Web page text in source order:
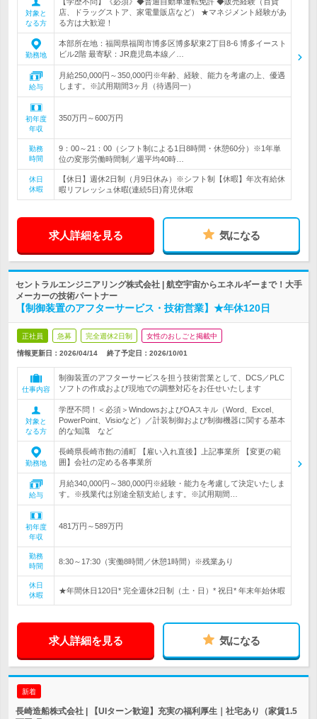
対象と
なる方
店、ドラッグストア、家電量販店など） ★マネジメント経験があ
る方は大歓迎！
勤務地
本部所在地：福岡県福岡市博多区博多駅東2丁目8-6 博多イースト
ビル2階 最寄駅：JR鹿児島本線／…
給与
月給250,000円～350,000円※年齢、経験、能力を考慮の上、優遇
します。※試用期間3ヶ月（待遇同一）
初年度
年収
350万円～600万円
勤務
時間
9：00～21：00（シフト制による1日8時間・休憩60分）※1年単
位の変形労働時間制／週平均40時…
休日
休暇
【休日】週休2日制（月9日休み）※シフト制【休暇】年次有給休
暇リフレッシュ休暇(連続5日)育児休暇
求人詳細を見る 気になる
セントラルエンジニアリング株式会社 | 航空宇宙からエネルギーまで！大手
メーカーの技術パートナー
【制御装置のアフターサービス・技術営業】★年休120日
正社員 急募 完全週休2日制 女性のおしごと掲載中
情報更新日：2026/04/14 終了予定日： 2026/10/01
仕事内容
制御装置のアフターサービスを担う技術営業として、DCS／PLC
ソフトの作成および現地での調整対応をお任せいたします
対象と
なる方
学歴不問！＜必須＞WindowsおよびOAスキル（Word、Excel、
PowerPoint、Visioなど）／計装制御および制御機器に関する基本
的な知識 など
勤務地
長崎県長崎市飽の浦町 【雇い入れ直後】上記事業所 【変更の範
囲】会社の定める各事業所
給与
月給340,000円～380,000円※経験・能力を考慮して決定いたしま
す。※残業代は別途全額支給します。※試用期間…
初年度
年収
481万円～589万円
勤務
時間
8:30～17:30（実働8時間／休憩1時間）※残業あり
休日
休暇
★年間休日120日* 完全週休2日制（土・日）* 祝日* 年末年始休暇
求人詳細を見る 気になる
新着
長崎造船株式会社 | 【UIターン歓迎】充実の福利厚生｜社宅あり（家賃1.5